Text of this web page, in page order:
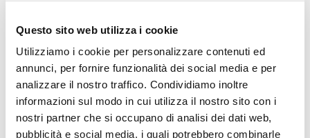
Questo sito web utilizza i cookie
Utilizziamo i cookie per personalizzare contenuti ed
annunci, per fornire funzionalità dei social media e per
analizzare il nostro traffico. Condividiamo inoltre
informazioni sul modo in cui utilizza il nostro sito con i
nostri partner che si occupano di analisi dei dati web,
pubblicità e social media, i quali potrebbero combinarle